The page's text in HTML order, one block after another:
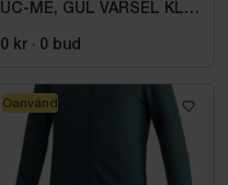
UC-ME, GUL VARSEL KL1.
0 kr · 0 bud
Oanvänd